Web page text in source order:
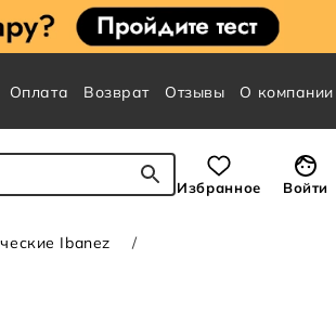
Оплата Возврат Отзывы О компании
Избранное Войти
Ibanez